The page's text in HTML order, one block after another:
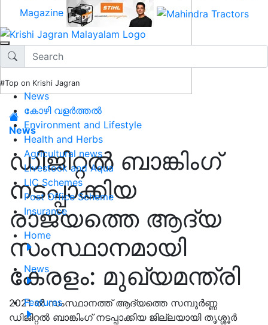
Magazine
#Top on Krishi Jagran
News
കോഴി വളർത്തൽ
Environment and Lifestyle
Health and Herbs
Agricultural news
Livestock and Aqua
LIC Schemes
Post Office Scheme
Insurance
Home
News
Features
News
ഡിജിറ്റൽ ബാങ്കിംഗ്
നടപ്പാക്കിയ
രാജ്യത്തെ ആദ്യ
സംസ്ഥാനമായി
കേരളം: മുഖ്യമന്ത്രി
2021 ൽ സംസ്ഥാനത്ത് ആദ്യത്തെ സമ്പൂർണ്ണ
ഡിജിറ്റൽ ബാങ്കിംഗ് നടപ്പാക്കിയ ജില്ലയായി തൃശ്ശൂർ